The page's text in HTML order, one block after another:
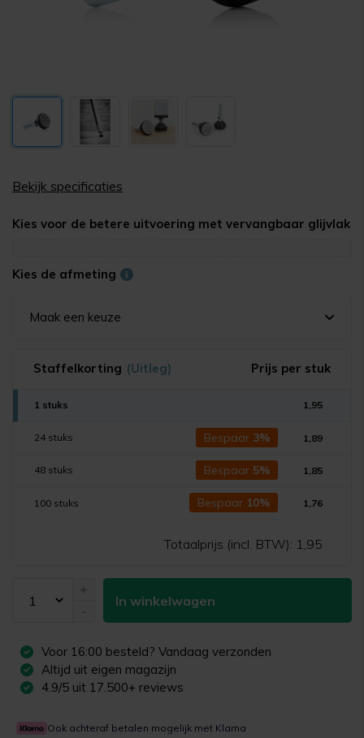
Bekijk specificaties
Kies voor de betere uitvoering met vervangbaar glijvlak
Kies de afmeting
Maak een keuze
Staffelkorting (Uitleg) Prijs per stuk
1 stuks 1,95
24 stuks Bespaar 3% 1,89
48 stuks Bespaar 5% 1,85
100 stuks Bespaar 10% 1,76
Totaalprijs (incl. BTW): 1,95
In winkelwagen
Voor 16:00 besteld? Vandaag verzonden
Altijd uit eigen magazijn
4.9/5 uit 17.500+ reviews
Ook achteraf betalen mogelijk met Klarna